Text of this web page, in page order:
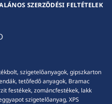
SZERZŐDÉSI FELTÉTELEK
szigetelőanyagok, gipszkarton
tetőfedő anyagok, Bramac
festékek, zománcfestékek, lakk
szigetelőanyag, XPS